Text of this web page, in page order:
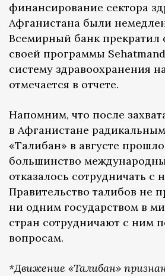
финансирование сектора
Афганистана были
Всемирный банк
своей программы
систему здравоохранения
отмечается в отчете.
Напомним, что после
в Афганистане
«Талибан» в августе
большинство
отказалось сотрудничать с
Правительство талибов не
ни одним государством в
стран сотрудничают с ним
вопросам.
*Движение «Талибан»